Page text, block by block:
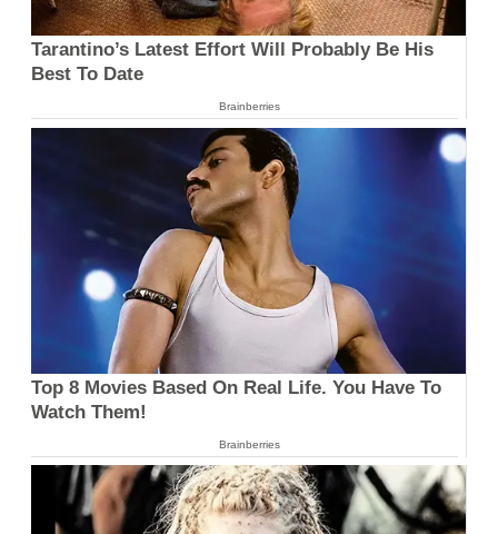
Tarantino’s Latest Effort Will Probably Be His
Best To Date
Brainberries
Top 8 Movies Based On Real Life. You Have To
Watch Them!
Brainberries